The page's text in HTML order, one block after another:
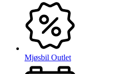
Mjøsbil Outlet